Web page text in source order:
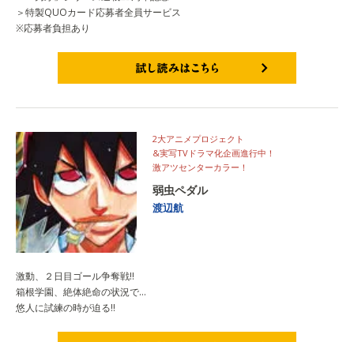
＞特製QUOカード応募者全員サービス
※応募者負担あり
2大アニメプロジェクト
&実写TVドラマ化企画進行中！
激アツセンターカラー！
弱虫ペダル
渡辺航
激動、２日目ゴール争奪戦!!
箱根学園、絶体絶命の状況で…
悠人に試練の時が迫る!!